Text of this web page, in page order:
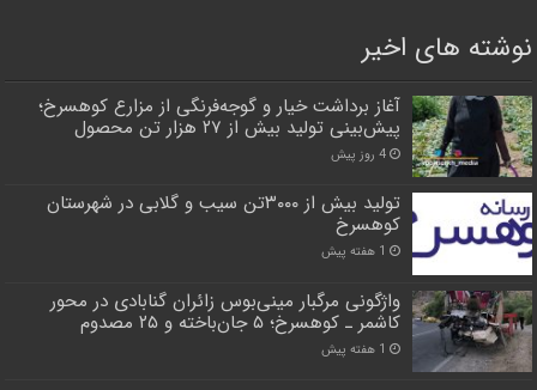
نوشته های اخیر
آغاز برداشت خیار و گوجه‌فرنگی از مزارع کوهسرخ؛
پیش‌بینی تولید بیش از ۲۷ هزار تن محصول
4 روز پیش
تولید بیش از ۳۰۰۰تن سیب و گلابی در شهرستان
کوهسرخ
1 هفته پیش
واژگونی مرگبار مینی‌بوس زائران گنابادی در محور
کاشمر ـ کوهسرخ؛ ۵ جان‌باخته و ۲۵ مصدوم
1 هفته پیش